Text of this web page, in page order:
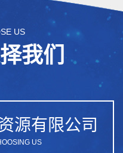
US
我们
源有限公司
US